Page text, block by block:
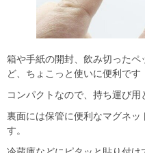
箱や手紙の開封、飲み切った
ど、ちょこっと使いに便利です
コンパクトなので、持ち運び
裏面には保管に便利なマグネ
す。